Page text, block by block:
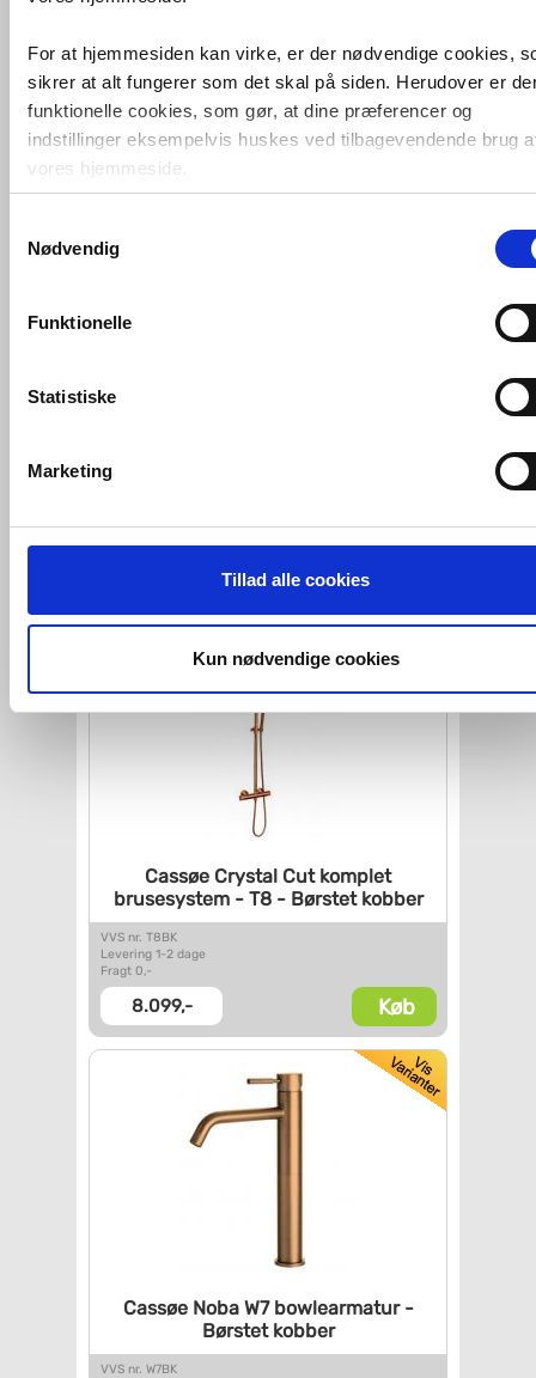
For at hjemmesiden kan virke, er der nødvendige cookies,
sikrer at alt fungerer som det skal på siden. Herudover er
funktionelle cookies, som gør, at dine præferencer og
indstillinger eksempelvis huskes ved tilbagevendende brug
vores hjemmeside.
Foruden nødvendige og funktionelle cookies er der
cookies. Disse bruger vi bl.a. til at måle trafik, omsætning,
marketingcookies, som vi bruger til at målrette vores
markedsføring med henblik på annonceindhold, som giver
cookies. Ved at klikke 'Vis detaljer' nedenfor kan du se
tredjeparts cookies, som vores hjemmeside benytter.
Hvis du accepterer alle cookies, så giver du samtykke til de
ovenfor nævnte formål med de pågældende cookies. Du har
og fra nedenfor. Til enhver tid er det ligeledes muligt, at
dit samtykke, hvis du måtte ønske det.
Du kan se mere om, hvordan vi behandler dine
personoplysninger, ved at klikke
Nødvendig
Funktionelle
Statistiske
Marketing
Tillad alle cookies
Kun nødvendige cookies
VVS nr. W4BK
Levering 1-2 dage
Fragt 65,-
1.999,- Køb
Cassøe Crystal Cut komplet
brusesystem - T8 - Børstetkobber
VVS nr. T8BK
Levering 1-2 dage
Fragt 0,-
8.099,- Køb
Cassøe Noba W7 bowlearmatur -
Børstet kobber
VVS nr. W7BK